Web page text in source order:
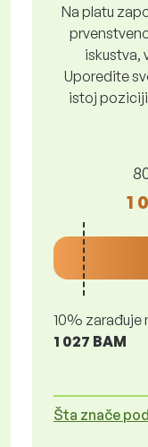
Na platu
iskustva,
Uporedite
istoj
1
10% zarađuje
1 027 BAM
Šta znače